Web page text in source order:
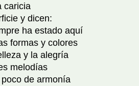
y dicen:
ha estado aquí
y colores
y la alegría
melodías
de armonía